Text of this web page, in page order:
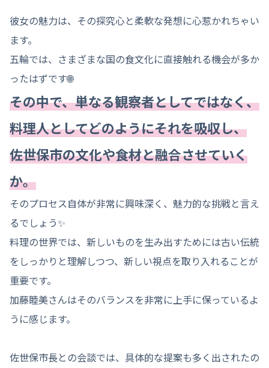
彼女の魅力は、その探究心と柔軟な発想に心惹かれちゃい
ます。
五輪では、さまざまな国の食文化に直接触れる機会が多か
ったはずです🌐
その中で、単なる観察者としてではなく、
料理人としてどのようにそれを吸収し、
佐世保市の文化や食材と融合させていく
か。
そのプロセス自体が非常に興味深く、魅力的な挑戦と言え
るでしょう✨
料理の世界では、新しいものを生み出すためには古い伝統
をしっかりと理解しつつ、新しい視点を取り入れることが
重要です。
加藤睦美さんはそのバランスを非常に上手に保っているよ
うに感じます。
佐世保市長との会談では、具体的な提案も多く出されたの